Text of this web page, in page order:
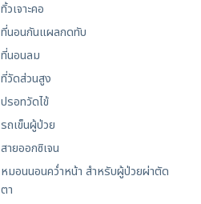
ทิ้วเจาะคอ
ที่นอนกันแผลกดทับ
ที่นอนลม
ที่วัดส่วนสูง
ปรอทวัดไข้
รถเข็นผู้ป่วย
สายออกซิเจน
หมอนนอนคว่ำหน้า สำหรับผู้ป่วยผ่าตัด
ตา